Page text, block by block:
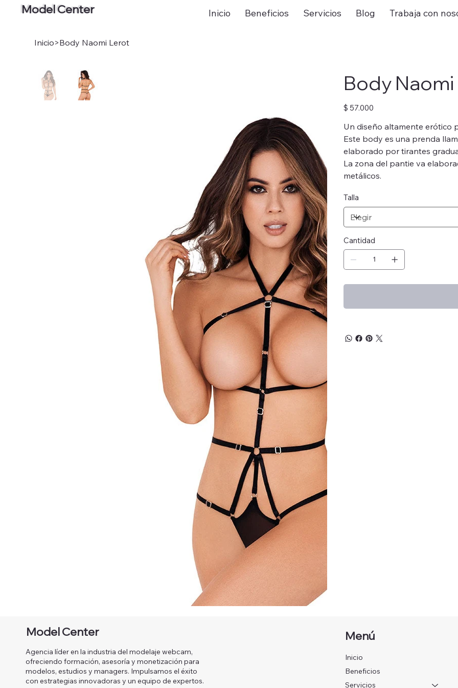
Inicio Beneficios Servicios Blog Trabaja con
Model Center
Inicio>Body Naomi Lerot
Body
Precio
$ 57.000
Un diseño altamente erótico
Este body es una prenda
elaborado por tirantes
La zona del pantie va
metálicos.
Talla
Cantidad
Model Center
Agencia líder en la industria del modelaje webcam,
ofreciendo formación, asesoría y monetización para
modelos, estudios y managers. Impulsamos el éxito
con estrategias innovadoras y un equipo de expertos.
Menú
Inicio
Beneficios
Servicios